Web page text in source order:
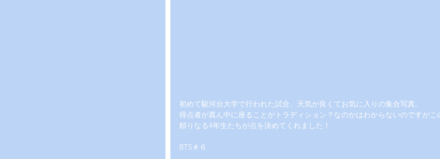
初めて駿河台大学で行われた試合、天気が良くてお気に入りの集合写真。
得点者が真ん中に座ることがトラディション？なのかはわからないのですがこ
頼りなる4年生たちが点を決めてくれました！
BTS＃６